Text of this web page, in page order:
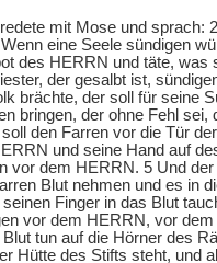
mit Mose und sprach:
eine Seele sündigen
des HERRN und täte, was
der gesalbt ist,
brächte, der soll für seine
bringen, der ohne Fehl
den Farren vor die Tür
und seine Hand auf
vor dem HERRN. 5 Und
Blut nehmen und es in
Finger in das Blut
vor dem HERRN, vor
tun auf die Hörner des
Hütte des Stifts steht, und